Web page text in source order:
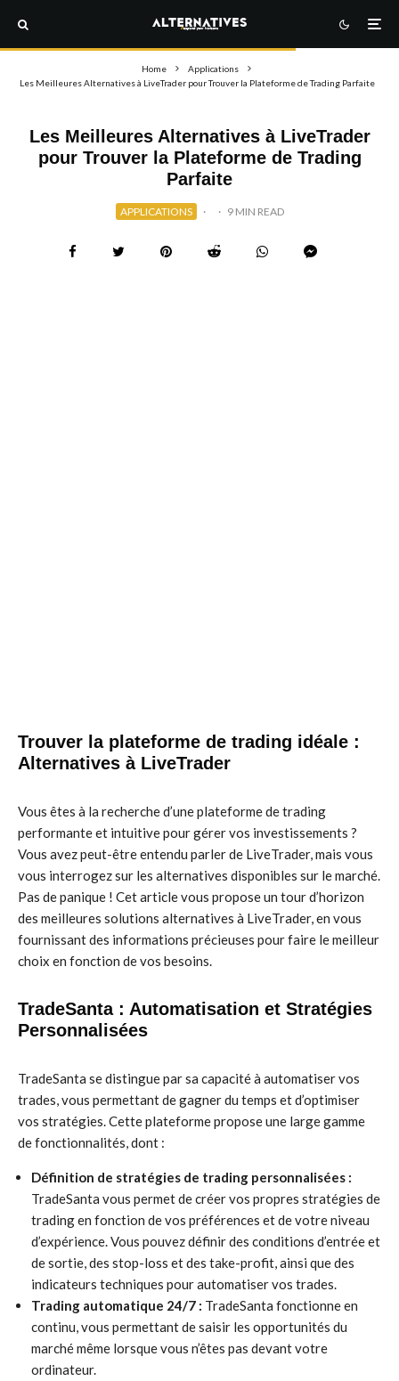
Home
Applications
Les Meilleures Alternatives à LiveTrader pour Trouver la Plateforme de Trading Parfaite
Les Meilleures Alternatives à LiveTrader
pour Trouver la Plateforme de Trading
Parfaite
APPLICATIONS · · 9 MIN READ
Trouver la plateforme de trading idéale :
Alternatives à LiveTrader
Vous êtes à la recherche d’une plateforme de trading
performante et intuitive pour gérer vos investissements ?
Vous avez peut-être entendu parler de LiveTrader, mais vous
vous interrogez sur les alternatives disponibles sur le marché.
Pas de panique ! Cet article vous propose un tour d’horizon
des meilleures solutions alternatives à LiveTrader, en vous
fournissant des informations précieuses pour faire le meilleur
choix en fonction de vos besoins.
TradeSanta : Automatisation et Stratégies
Personnalisées
TradeSanta se distingue par sa capacité à automatiser vos
trades, vous permettant de gagner du temps et d’optimiser
vos stratégies. Cette plateforme propose une large gamme
de fonctionnalités, dont :
Définition de stratégies de trading personnalisées :
TradeSanta vous permet de créer vos propres stratégies de
trading en fonction de vos préférences et de votre niveau
d’expérience. Vous pouvez définir des conditions d’entrée et
de sortie, des stop-loss et des take-profit, ainsi que des
indicateurs techniques pour automatiser vos trades.
Trading automatique 24/7 : TradeSanta fonctionne en
continu, vous permettant de saisir les opportunités du
marché même lorsque vous n’êtes pas devant votre
ordinateur.